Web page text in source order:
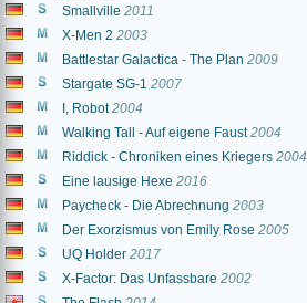
Smallville 2011
X-Men 2 2003
Battlestar Galactica - The Plan 2009
Stargate SG-1 2007
I, Robot 2004
Walking Tall - Auf eigene Faust 2004
Riddick - Chroniken eines Kriegers 2004
Eine lausige Hexe 2016
Paycheck - Die Abrechnung 2003
Der Exorzismus von Emily Rose 2005
UQ Holder 2017
X-Factor: Das Unfassbare 2002